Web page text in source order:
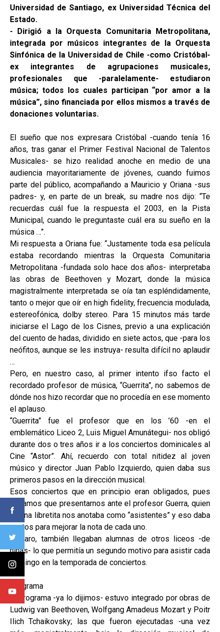
Universidad de Santiago, ex Universidad Técnica del
Estado.
- Dirigió a la Orquesta Comunitaria Metropolitana,
integrada por músicos integrantes de la Orquesta
Sinfónica de la Universidad de Chile -como Cristóbal-
ex integrantes de agrupaciones musicales,
profesionales que -paralelamente- estudiaron
música; todos los cuales participan “por amor a la
música”, sino financiada por ellos mismos a través de
donaciones voluntarias.
El sueño que nos expresara Cristóbal -cuando tenía 16
años, tras ganar el Primer Festival Nacional de Talentos
Musicales- se hizo realidad anoche en medio de una
audiencia mayoritariamente de jóvenes, cuando fuimos
parte del público, acompañando a Mauricio y Oriana -sus
padres- y, en parte de un break, su madre nos dijo: “Te
recuerdas cuál fue la respuesta el 2003, en la Pista
Municipal, cuando le preguntaste cuál era su sueño en la
música …”.
Mi respuesta a Oriana fue: “Justamente toda esa película
estaba recordando mientras la Orquesta Comunitaria
Metropolitana -fundada solo hace dos años- interpretaba
las obras de Beethoven y Mozart, donde la música
magistralmente interpretada se oía tan espléndidamente,
tanto o mejor que oír en high fidelity, frecuencia modulada,
estereofónica, dolby stereo. Para 15 minutos más tarde
iniciarse el Lago de los Cisnes, previo a una explicación
del cuento de hadas, dividido en siete actos, que -para los
neófitos, aunque se les instruya- resulta difícil no aplaudir
…
Pero, en nuestro caso, al primer intento ifso facto el
recordado profesor de música, “Guerrita”, no sabemos de
dónde nos hizo recordar que no procedía en ese momento
el aplauso.
“Guerrita” fue el profesor que en los ’60 -en el
emblemático Liceo 2, Luis Miguel Amunátegui- nos obligó
durante dos o tres años ir a los conciertos dominicales al
Cine “Astor”. Ahí, recuerdo con total nitidez al joven
músico y director Juan Pablo Izquierdo, quien daba sus
primeros pasos en la dirección musical.
Esos conciertos que en principio eran obligados, pues
teníamos que presentarnos ante el profesor Guerra, quien
en una libretita nos anotaba como “asistentes” y eso daba
puntos para mejorar la nota de cada uno.
Y, claro, también llegaban alumnas de otros liceos -de
niñas- lo que permitía un segundo motivo para asistir cada
domingo en la temporada de conciertos.
Programa
El programa -ya lo dijimos- estuvo integrado por obras de
Ludwig van Beethoven, Wolfgang Amadeus Mozart y Poitr
Ilich Tchaikovsky; las que fueron ejecutadas -una vez